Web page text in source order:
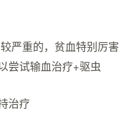
严重的，贫血特别厉害
尝试输血治疗+驱虫
治疗